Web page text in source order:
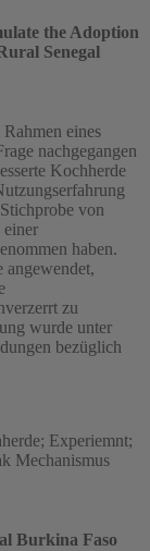
the Adoption
Senegal
eines
nachgegangen
Kochherde
von
einer
haben.
zu
wurde unter
bezüglich
Experiemnt;
Mechanismus
Burkina Faso